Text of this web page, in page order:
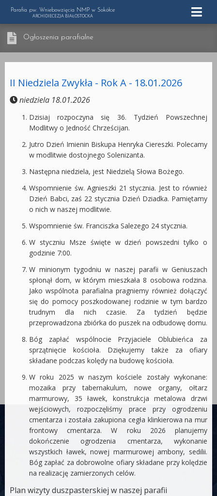
Parafia pw. Wniebowzięcia NMP w Sokółce
ARCHIDIECEZJA BIAŁOSTOCKA
Ogłoszenia parafialne
II Niedziela Zwykła - Rok A - 18.01.2026
niedziela 18.01.2026
Dzisiaj rozpoczyna się 36. Tydzień Powszechnej
Modlitwy o Jedność Chrześcijan.
Jutro Dzień Imienin Biskupa Henryka Ciereszki. Polecamy
w modlitwie dostojnego Solenizanta.
Następna niedziela, jest Niedzielą Słowa Bożego.
Wspomnienie św. Agnieszki 21 stycznia. Jest to również
Dzień Babci, zaś 22 stycznia Dzień Dziadka. Pamiętamy
o nich w naszej modlitwie.
Wspomnienie św. Franciszka Salezego 24 stycznia.
W styczniu Msze święte w dzień powszedni tylko o
godzinie 7:00.
W minionym tygodniu w naszej parafii w Geniuszach
spłonął dom, w którym mieszkała 8 osobowa rodzina.
Jako wspólnota parafialna pragniemy również dołączyć
się do pomocy poszkodowanej rodzinie w tym bardzo
trudnym dla nich czasie. Za tydzień będzie
przeprowadzona zbiórka do puszek na odbudowę domu.
Bóg zapłać wspólnocie Przyjaciele Oblubieńca za
sprzątnięcie kościoła. Dziękujemy także za ofiary
składane podczas kolędy na budowę kościoła.
W roku 2025 w naszym kościele zostały wykonane:
mozaika przy tabernakulum, nowe organy, ołtarz
marmurowy, 35 ławek, konstrukcja metalowa drzwi
wejściowych, rozpoczęliśmy prace przy ogrodzeniu
cmentarza i została zakupiona cegła klinkierowa na mur
frontowy cmentarza. W roku 2026 planujemy
dokończenie ogrodzenia cmentarza, wykonanie
wszystkich ławek, nowej marmurowej ambony, sedilii.
Bóg zapłać za dobrowolne ofiary składane przy kolędzie
na realizację zamierzonych celów.
Plan wizyty duszpasterskiej w naszej parafii